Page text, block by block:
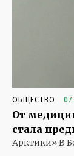
ОБЩЕСТВО
От
стала
Арктики» В